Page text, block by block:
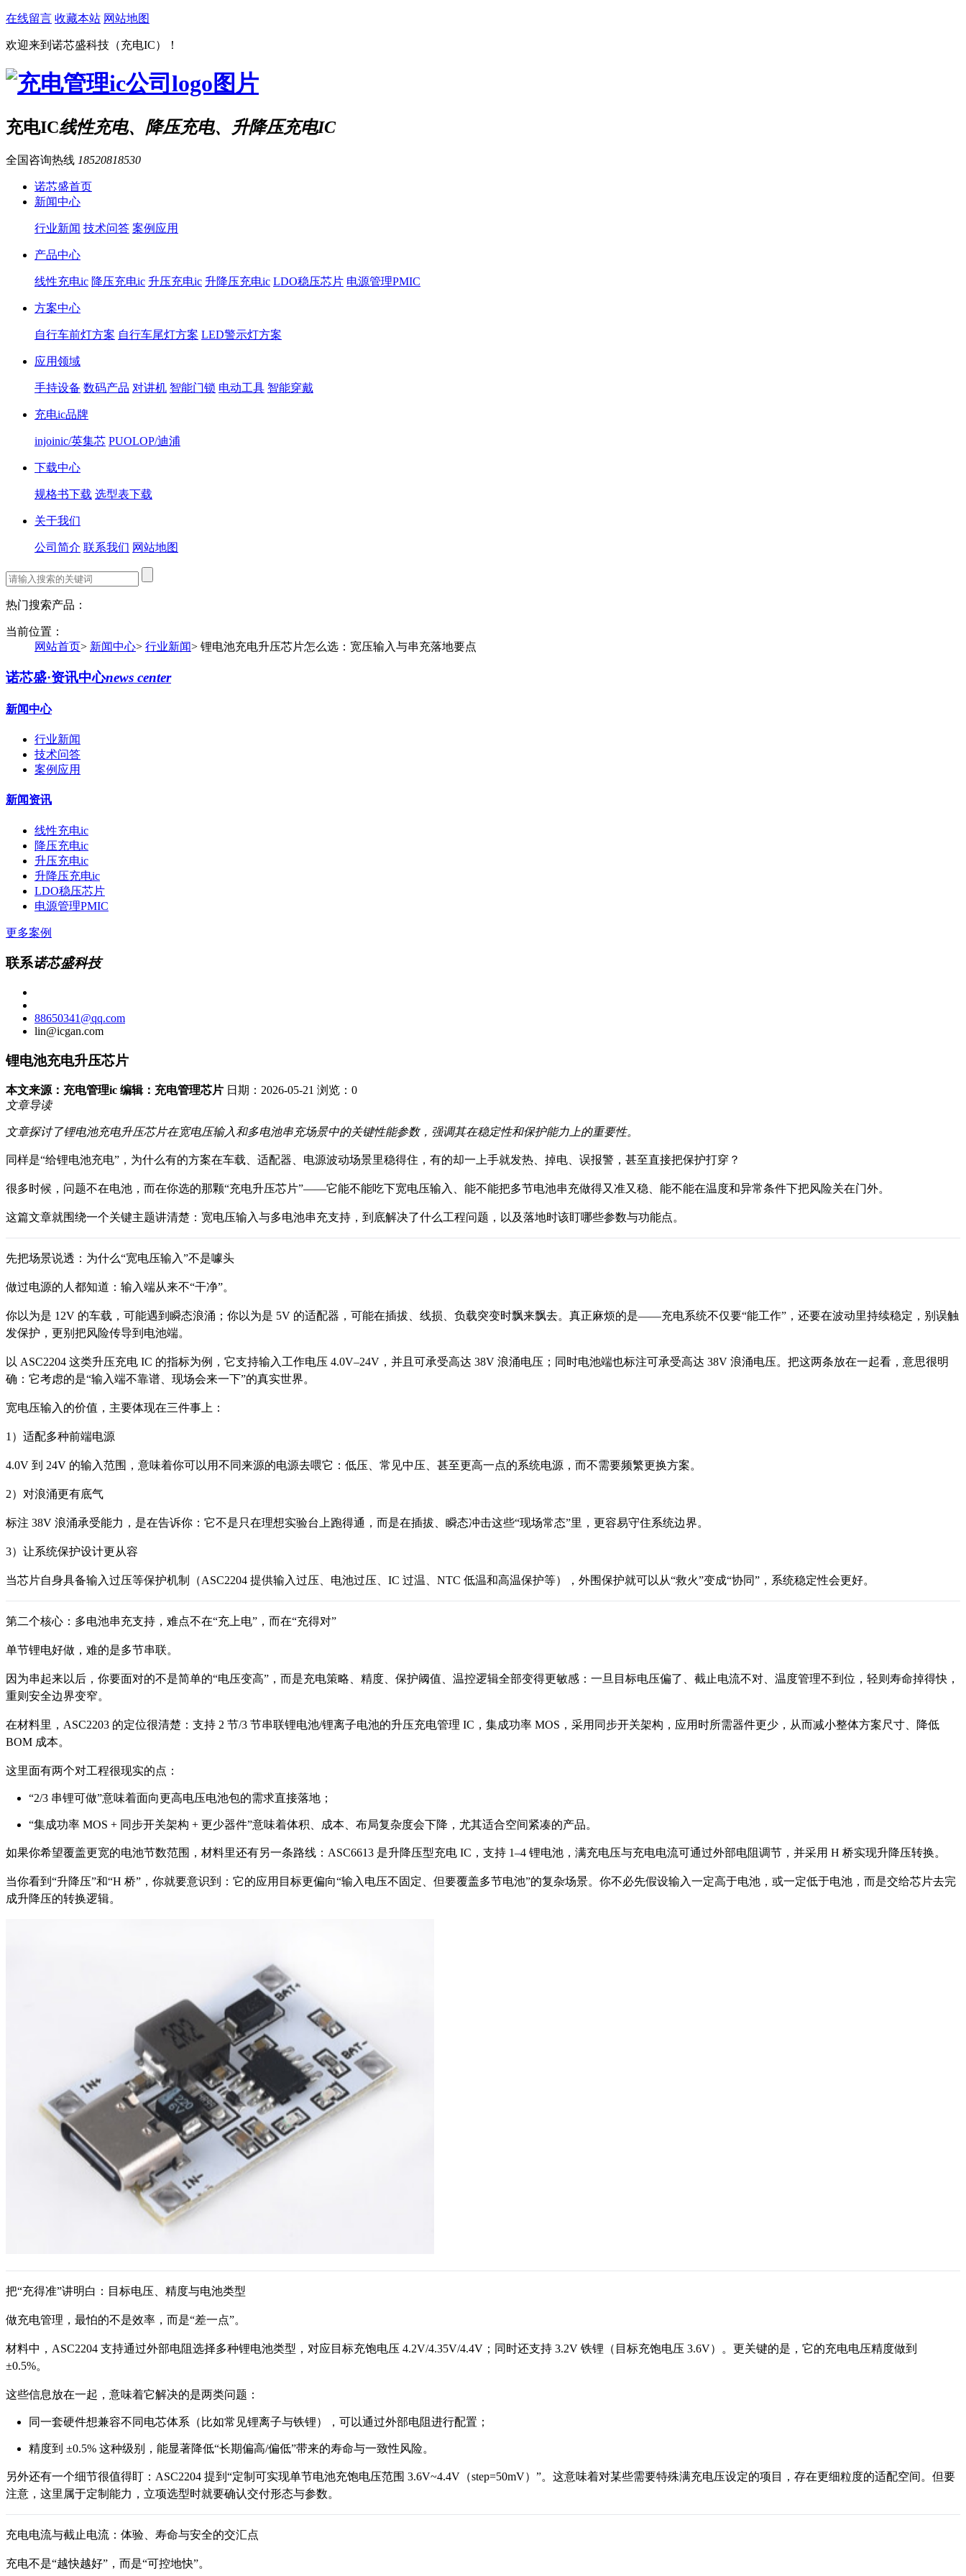
在线留言 收藏本站 网站地图
欢迎来到诺芯盛科技（充电IC）！
充电IC线性充电、降压充电、升降压充电IC
全国咨询热线 18520818530
诺芯盛首页
新闻中心
行业新闻 技术问答 案例应用
产品中心
线性充电ic 降压充电ic 升压充电ic 升降压充电ic LDO稳压芯片 电源管理PMIC
方案中心
自行车前灯方案 自行车尾灯方案 LED警示灯方案
应用领域
手持设备 数码产品 对讲机 智能门锁 电动工具 智能穿戴
充电ic品牌
injoinic/英集芯 PUOLOP/迪浦
下载中心
规格书下载 选型表下载
关于我们
公司简介 联系我们 网站地图
热门搜索产品：
当前位置：
网站首页> 新闻中心> 行业新闻> 锂电池充电升压芯片怎么选：宽压输入与串充落地要点
诺芯盛·资讯中心news center
新闻中心
行业新闻
技术问答
案例应用
新闻资讯
线性充电ic
降压充电ic
升压充电ic
升降压充电ic
LDO稳压芯片
电源管理PMIC
更多案例
联系诺芯盛科技
88650341@qq.com
lin@icgan.com
锂电池充电升压芯片
本文来源：充电管理ic 编辑：充电管理芯片 日期：2026-05-21 浏览： 0
文章导读
文章探讨了锂电池充电升压芯片在宽电压输入和多电池串充场景中的关键性能参数，强调其在稳定性和保护能力上的重要性。
同样是“给锂电池充电”，为什么有的方案在车载、适配器、电源波动场景里稳得住，有的却一上手就发热、掉电、误报警，甚至直接把保护打穿？
很多时候，问题不在电池，而在你选的那颗“充电升压芯片”——它能不能吃下宽电压输入、能不能把多节电池串充做得又准又稳、能不能在温度和异常条件下把风险关在门外。
这篇文章就围绕一个关键主题讲清楚：宽电压输入与多电池串充支持，到底解决了什么工程问题，以及落地时该盯哪些参数与功能点。
先把场景说透：为什么“宽电压输入”不是噱头
做过电源的人都知道：输入端从来不“干净”。
你以为是 12V 的车载，可能遇到瞬态浪涌；你以为是 5V 的适配器，可能在插拔、线损、负载突变时飘来飘去。真正麻烦的是——充电系统不仅要“能工作”，还要在波动里持续稳定，别误触
发保护，更别把风险传导到电池端。
以 ASC2204 这类升压充电 IC 的指标为例，它支持输入工作电压 4.0V–24V，并且可承受高达 38V 浪涌电压；同时电池端也标注可承受高达 38V 浪涌电压。把这两条放在一起看，意思很明
确：它考虑的是“输入端不靠谱、现场会来一下”的真实世界。
宽电压输入的价值，主要体现在三件事上：
1）适配多种前端电源
4.0V 到 24V 的输入范围，意味着你可以用不同来源的电源去喂它：低压、常见中压、甚至更高一点的系统电源，而不需要频繁更换方案。
2）对浪涌更有底气
标注 38V 浪涌承受能力，是在告诉你：它不是只在理想实验台上跑得通，而是在插拔、瞬态冲击这些“现场常态”里，更容易守住系统边界。
3）让系统保护设计更从容
当芯片自身具备输入过压等保护机制（ASC2204 提供输入过压、电池过压、IC 过温、NTC 低温和高温保护等），外围保护就可以从“救火”变成“协同”，系统稳定性会更好。
第二个核心：多电池串充支持，难点不在“充上电”，而在“充得对”
单节锂电好做，难的是多节串联。
因为串起来以后，你要面对的不是简单的“电压变高”，而是充电策略、精度、保护阈值、温控逻辑全部变得更敏感：一旦目标电压偏了、截止电流不对、温度管理不到位，轻则寿命掉得快，
重则安全边界变窄。
在材料里，ASC2203 的定位很清楚：支持 2 节/3 节串联锂电池/锂离子电池的升压充电管理 IC，集成功率 MOS，采用同步开关架构，应用时所需器件更少，从而减小整体方案尺寸、降低
BOM 成本。
这里面有两个对工程很现实的点：
“2/3 串锂可做”意味着面向更高电压电池包的需求直接落地；
“集成功率 MOS + 同步开关架构 + 更少器件”意味着体积、成本、布局复杂度会下降，尤其适合空间紧凑的产品。
如果你希望覆盖更宽的电池节数范围，材料里还有另一条路线：ASC6613 是升降压型充电 IC，支持 1–4 锂电池，满充电压与充电电流可通过外部电阻调节，并采用 H 桥实现升降压转换。
当你看到“升降压”和“H 桥”，你就要意识到：它的应用目标更偏向“输入电压不固定、但要覆盖多节电池”的复杂场景。你不必先假设输入一定高于电池，或一定低于电池，而是交给芯片去完
成升降压的转换逻辑。
把“充得准”讲明白：目标电压、精度与电池类型
做充电管理，最怕的不是效率，而是“差一点”。
材料中，ASC2204 支持通过外部电阻选择多种锂电池类型，对应目标充饱电压 4.2V/4.35V/4.4V；同时还支持 3.2V 铁锂（目标充饱电压 3.6V）。更关键的是，它的充电电压精度做到
±0.5%。
这些信息放在一起，意味着它解决的是两类问题：
同一套硬件想兼容不同电芯体系（比如常见锂离子与铁锂），可以通过外部电阻进行配置；
精度到 ±0.5% 这种级别，能显著降低“长期偏高/偏低”带来的寿命与一致性风险。
另外还有一个细节很值得盯：ASC2204 提到“定制可实现单节电池充饱电压范围 3.6V~4.4V（step=50mV）”。这意味着对某些需要特殊满充电压设定的项目，存在更细粒度的适配空间。但要
注意，这里属于定制能力，立项选型时就要确认交付形态与参数。
充电电流与截止电流：体验、寿命与安全的交汇点
充电不是“越快越好”，而是“可控地快”。